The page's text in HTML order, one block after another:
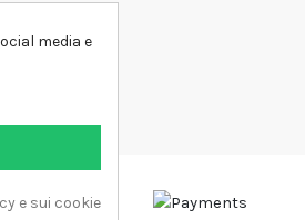
media e
e sui cookie